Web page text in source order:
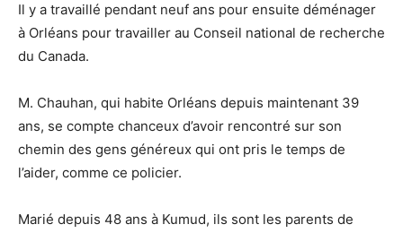
Il y a travaillé pendant neuf ans pour ensuite déménager
à Orléans pour travailler au Conseil national de recherche
du Canada.
M. Chauhan, qui habite Orléans depuis maintenant 39
ans, se compte chanceux d’avoir rencontré sur son
chemin des gens généreux qui ont pris le temps de
l’aider, comme ce policier.
Marié depuis 48 ans à Kumud, ils sont les parents de